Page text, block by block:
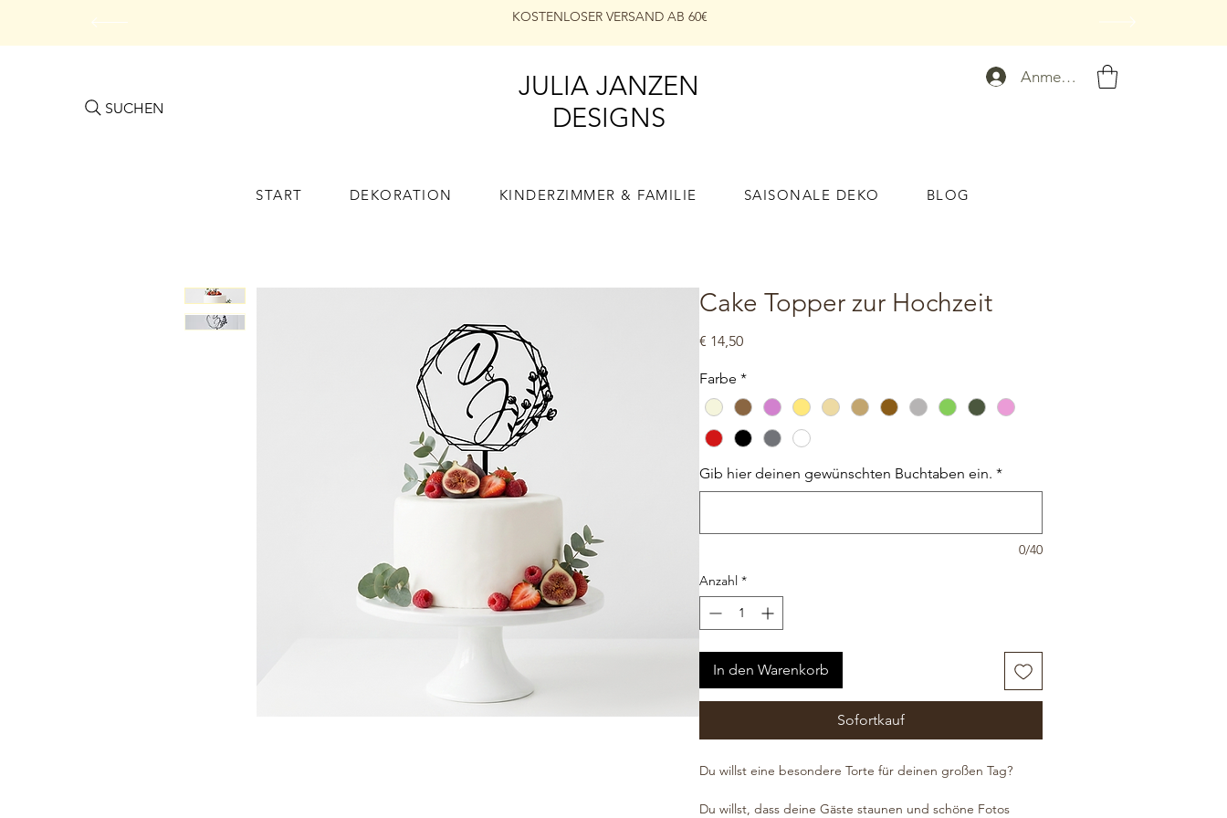
KOSTENLOSER VERSAND AB 60€
SUCHEN
JULIA JANZEN
DESIGNS
Anmelden
START DEKORATION KINDERZIMMER & FAMILIE SAISONALE DEKO BLOG
Cake Topper zur Hochzeit
€ 14,50Preis
Farbe *
Gib hier deinen gewünschten Buchtaben ein. *
0/40
Anzahl *
In den Warenkorb
Sofortkauf
Du willst eine besondere Torte für deinen großen Tag?
Du willst, dass deine Gäste staunen und schöne Fotos